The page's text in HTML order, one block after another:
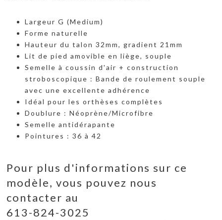
Largeur G (Medium)
Forme naturelle
Hauteur du talon 32mm, gradient 21mm
Lit de pied amovible en liège, souple
Semelle à coussin d'air + construction
stroboscopique : Bande de roulement souple
avec une excellente adhérence
Idéal pour les orthèses complètes
Doublure : Néoprène/Microfibre
Semelle antidérapante
Pointures : 36 à 42
Pour plus d'informations sur ce
modèle, vous pouvez nous
contacter au
613-824-3025